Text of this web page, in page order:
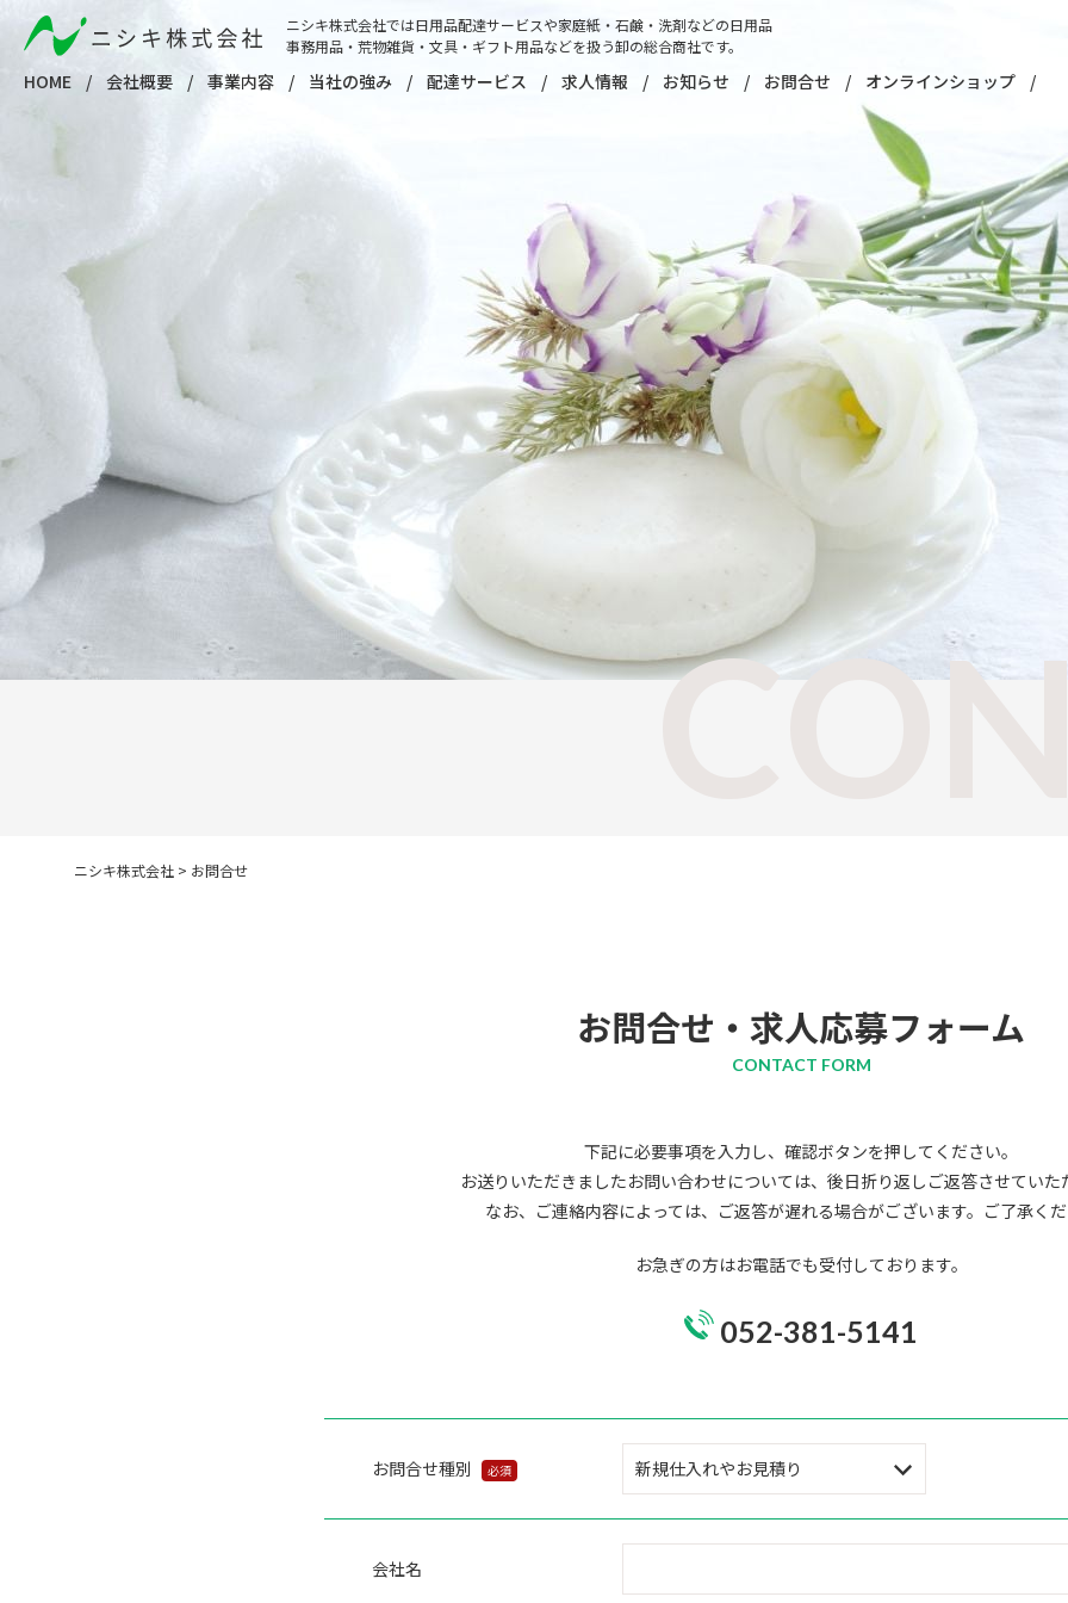
ニシキ株式会社では日用品配達サービスや家庭紙・石鹸・洗剤などの日用品
事務用品・荒物雑貨・文具・ギフト用品などを扱う卸の総合商社です。
HOME 会社概要 事業内容 当社の強み 配達サービス 求人情報 お知らせ お問合せ オンラインショップ
ニシキ株式会社 > お問合せ
お問合せ・求人応募フォーム
CONTACT FORM
下記に必要事項を入力し、確認ボタンを押してください。
お送りいただきましたお問い合わせについては、後日折り返しご返答させていた
なお、ご連絡内容によっては、ご返答が遅れる場合がございます。ご了承く
お急ぎの方はお電話でも受付しております。
052-381-5141
お問合せ種別 必須
会社名